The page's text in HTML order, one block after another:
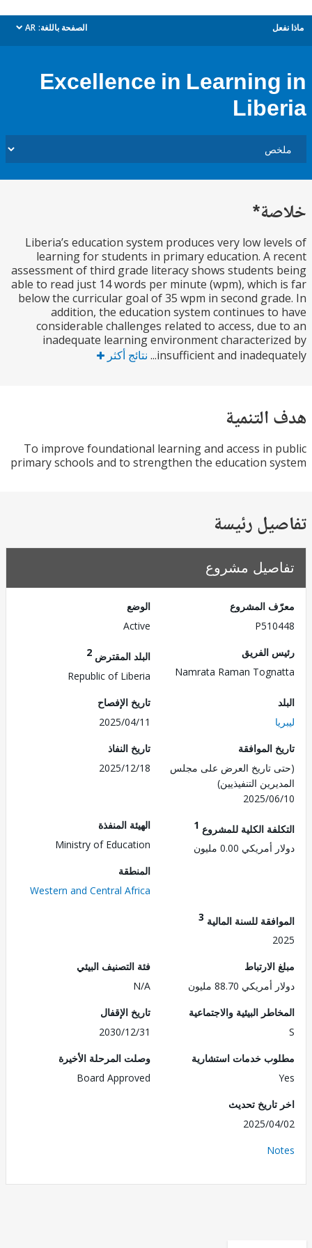
الصفحة باللغة: AR
dropdown
Excellence in
Liberia’s education system produces very low
learning for students in primary education. A
assessment of third grade literacy shows students
able to read just 14 words per minute (wpm),
below the curricular goal of 35 wpm in second
addition, the education system continues
considerable challenges related to access,
inadequate learning environment
insufficient and نتائج أكثر
To improve foundational learning and access in
primary schools and to strengthen the education
رئيسة
مشروع
المشروع
الفريق
Namrata Raman
البلد المقترض
Republic of Liberia
تاريخ الإفصاح
2025/04/11
الموافقة
تاريخ العرض على مجلس
التنفيذيين)
2025/
تاريخ النفاذ
2025/12/18
الكلية للمشروع1
0.00 مليون
الهيئة المنفذة
Ministry of Education
Western and Central Africa
للسنة المالية3
88.70 مليون
فئة التصنيف البيئي
البيئية والاجتماعية
تاريخ الإقفال
2030/12/31
خدمات استشارية
وصلت المرحلة الأخيرة
Board Approved
تحديث
2025/